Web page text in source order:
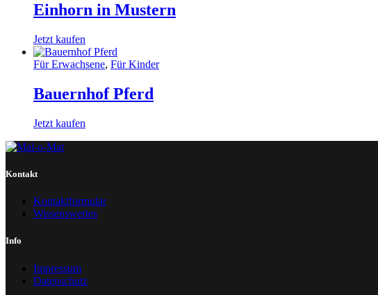
Einhorn in Mustern
Jetzt kaufen
Für Erwachsene, Für Kinder
Bauernhof Pferd
Jetzt kaufen
Kontakt
Kontaktformular
Wissenswertes
Info
Impressum
Datenschutz